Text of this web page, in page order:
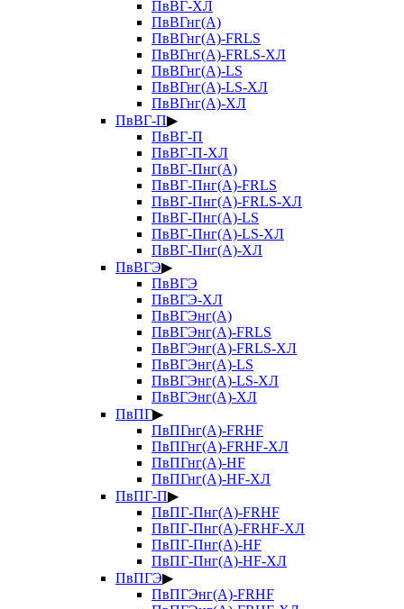
ПвВГ-ХЛ
ПвВГнг(А)
ПвВГнг(А)-FRLS
ПвВГнг(А)-FRLS-ХЛ
ПвВГнг(А)-LS
ПвВГнг(А)-LS-ХЛ
ПвВГнг(А)-ХЛ
ПвВГ-П▶
ПвВГ-П
ПвВГ-П-ХЛ
ПвВГ-Пнг(А)
ПвВГ-Пнг(А)-FRLS
ПвВГ-Пнг(А)-FRLS-ХЛ
ПвВГ-Пнг(А)-LS
ПвВГ-Пнг(А)-LS-ХЛ
ПвВГ-Пнг(А)-ХЛ
ПвВГЭ▶
ПвВГЭ
ПвВГЭ-ХЛ
ПвВГЭнг(А)
ПвВГЭнг(А)-FRLS
ПвВГЭнг(А)-FRLS-ХЛ
ПвВГЭнг(А)-LS
ПвВГЭнг(А)-LS-ХЛ
ПвВГЭнг(А)-ХЛ
ПвПГ▶
ПвПГнг(А)-FRHF
ПвПГнг(А)-FRHF-ХЛ
ПвПГнг(А)-HF
ПвПГнг(А)-HF-ХЛ
ПвПГ-П▶
ПвПГ-Пнг(А)-FRHF
ПвПГ-Пнг(А)-FRHF-ХЛ
ПвПГ-Пнг(А)-HF
ПвПГ-Пнг(А)-HF-ХЛ
ПвПГЭ▶
ПвПГЭнг(А)-FRHF